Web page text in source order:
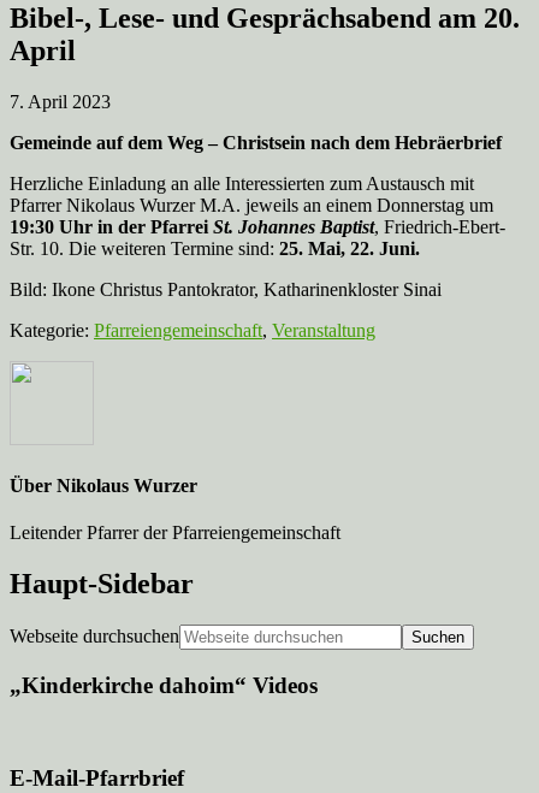
Bibel-, Lese- und Gesprächsabend am 20.
April
7. April 2023
Gemeinde auf dem Weg – Christsein nach dem Hebräerbrief
Herzliche Einladung an alle Interessierten zum Austausch mit
Pfarrer Nikolaus Wurzer M.A. jeweils an einem Donnerstag um
19:30 Uhr in der Pfarrei St. Johannes Baptist, Friedrich-Ebert-
Str. 10. Die weiteren Termine sind: 25. Mai, 22. Juni.
Bild: Ikone Christus Pantokrator, Katharinenkloster Sinai
Kategorie: Pfarreiengemeinschaft, Veranstaltung
Über Nikolaus Wurzer
Leitender Pfarrer der Pfarreiengemeinschaft
Haupt-Sidebar
Webseite durchsuchen
„Kinderkirche dahoim“ Videos
E-Mail-Pfarrbrief